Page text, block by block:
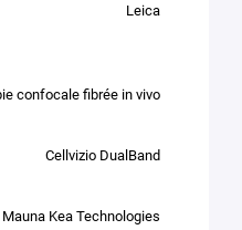
Leica
confocale fibrée in vivo
Cellvizio DualBand
Mauna Kea Technologies